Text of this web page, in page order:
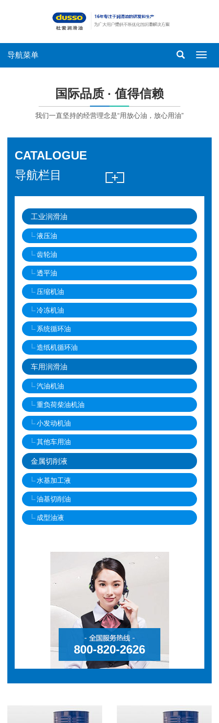
导
导航菜单
国际品质 · 值得信赖
我们一直坚持的经营理念是“用放心油，放心用油”
CATALOGUE
导航栏目
工业润滑油
液压油
齿轮油
透平油
压缩机油
冷冻机油
系统循环油
造纸机循环油
车用润滑油
汽油机油
重负荷柴油机油
小发动机油
其他车用油
金属切削液
水基加工液
油基切削油
成型油液
800-820-2626